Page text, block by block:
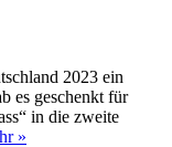
2023 ein
es geschenkt für
in die zweite
»